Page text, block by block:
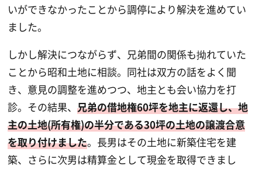
いができなかったことから調停により解決を進めてい
ました。
しかし解決につながらず、兄弟間の関係も拗れていた
ことから昭和土地に相談。同社は双方の話をよく聞
き、意見の調整を進めつつ、地主とも会い協力を打
診。その結果、兄弟の借地権60坪を地主に返還し、地
主の土地(所有権)の半分である30坪の土地の譲渡合意
を取り付けました。長男はその土地に新築住宅を建
築、さらに次男は精算金として現金を取得できまし